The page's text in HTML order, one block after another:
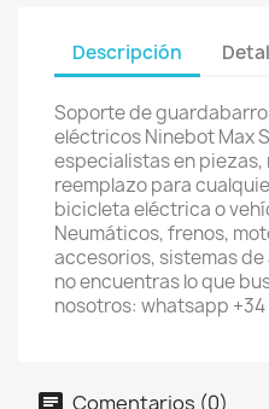
Descripción
Soporte de
eléctricos Ninebot Max
especialistas en
reemplazo para
bicicleta eléctrica o
Neumáticos, frenos,
accesorios, sistemas
no encuentras lo que
nosotros: whatsapp
Comentarios (0)